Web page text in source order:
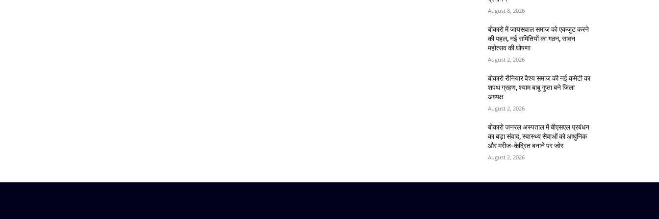
August 8, 2026
बोकारो में जायसवाल समाज को एकजुट करने
की पहल, नई समितियों का गठन, सावन
महोत्सव की घोषणा
August 2, 2026
बोकारो रौनियार वैश्य समाज की नई कमेटी का
शपथ ग्रहण, श्याम बाबू गुप्ता बने जिला
अध्यक्ष
August 2, 2026
बोकारो जनरल अस्पताल में बीएसएल प्रबंधन
का बड़ा संवाद, स्वास्थ्य सेवाओं को आधुनिक
और मरीज-केंद्रित बनाने पर जोर
August 2, 2026